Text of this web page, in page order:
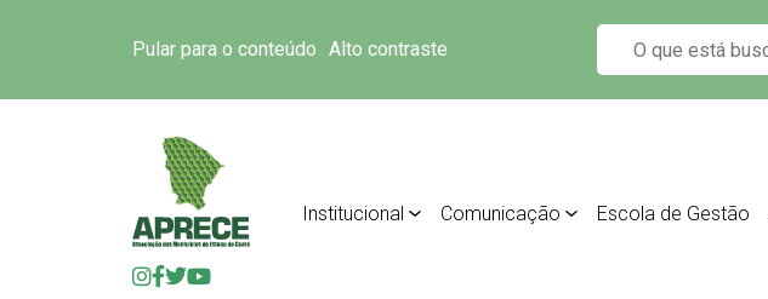
Pular para o conteúdo Alto contraste
Institucional Comunicação Escola de Gestão